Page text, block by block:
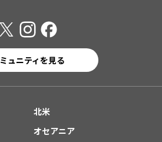
ュニティを見る
北米
オセアニア